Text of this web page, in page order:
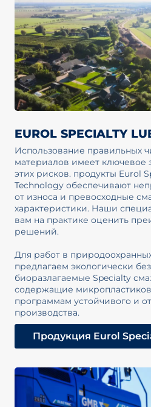
EUROL SPECIALTY
Использование правильных
материалов имеет ключевое
этих рисков. продукты Eurol
Technology обеспечивают
от износа и превосходные
характеристики. Наши
вам на практике оценить
решений.
Для работ в
предлагаем экологически
биоразлагаемые Specialty
содержащие
программам устойчивого и
производства.
Продукция Eurol